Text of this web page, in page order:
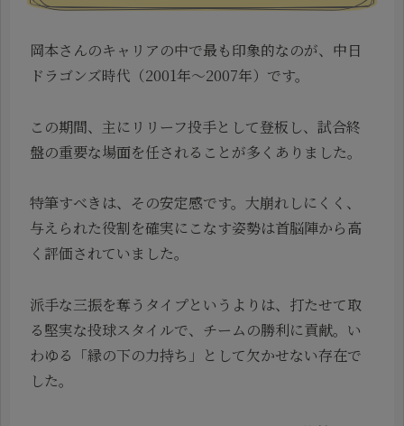
岡本さんのキャリアの中で最も印象的なのが、中日
ドラゴンズ時代（2001年〜2007年）です。
この期間、主にリリーフ投手として登板し、試合終
盤の重要な場面を任されることが多くありました。
特筆すべきは、その安定感です。大崩れしにくく、
与えられた役割を確実にこなす姿勢は首脳陣から高
く評価されていました。
派手な三振を奪うタイプというよりは、打たせて取
る堅実な投球スタイルで、チームの勝利に貢献。い
わゆる「縁の下の力持ち」として欠かせない存在で
した。